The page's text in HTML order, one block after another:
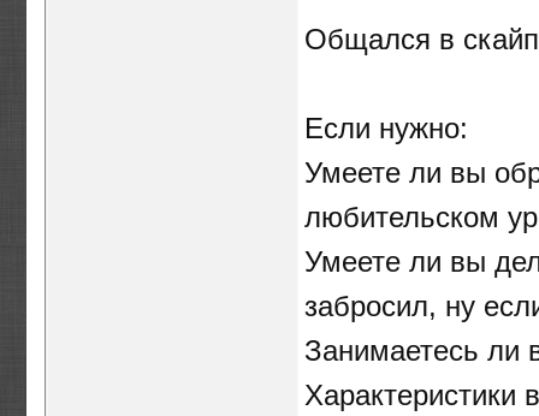
Общался в
Если нужно:
Умеете ли вы
любительском
Умеете ли вы
забросил, ну
Занимаетесь ли